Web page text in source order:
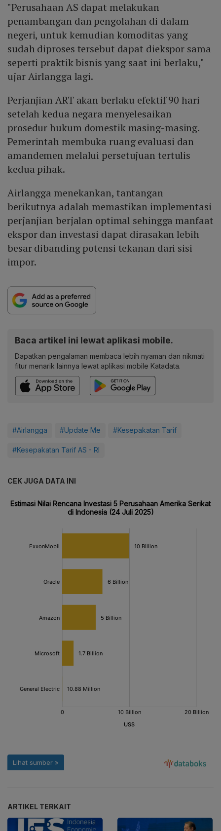
"Perusahaan AS dapat melakukan
penambangan dan pengolahan di dalam
negeri, untuk kemudian komoditas yang
sudah diproses tersebut dapat diekspor sama
seperti praktik bisnis yang saat ini berlaku,"
ujar Airlangga lagi.
Perjanjian ART akan berlaku efektif 90 hari
setelah kedua negara menyelesaikan
prosedur hukum domestik masing-masing.
Pemerintah membuka ruang evaluasi dan
amandemen melalui persetujuan tertulis
kedua pihak.
Airlangga menekankan, tantangan
berikutnya adalah memastikan implementasi
perjanjian berjalan optimal sehingga manfaat
ekspor dan investasi dapat dirasakan lebih
besar dibanding potensi tekanan dari sisi
impor.
Baca artikel ini lewat aplikasi mobile.
Dapatkan pengalaman membaca lebih nyaman dan nikmati
fitur menarik lainnya lewat aplikasi mobile Katadata.
#Airlangga #Update Me #Kesepakatan Tarif
#Kesepakatan Tarif AS - RI
CEK JUGA DATA INI
ARTIKEL TERKAIT